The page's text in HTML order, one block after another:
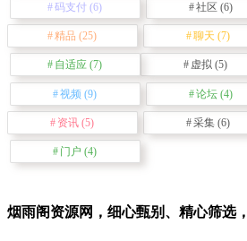
码支付 (6) 社区 (6)
精品 (25) 聊天 (7)
自适应 (7) 虚拟 (5)
视频 (9) 论坛 (4)
资讯 (5) 采集 (6)
门户 (4)
烟雨阁资源网，细心甄别、精心筛选